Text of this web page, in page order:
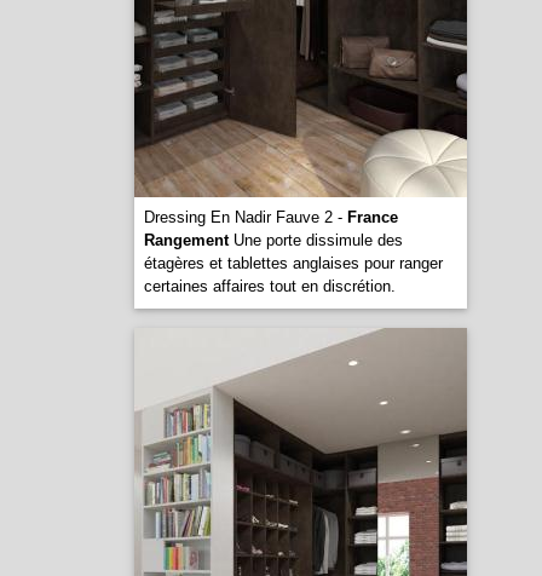
Dressing En Nadir Fauve 2 - France
RangementUne porte dissimule des
étagères et tablettes anglaises pour ranger
certaines affaires tout en discrétion.